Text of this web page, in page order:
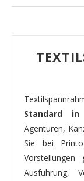
Standard in
Agenturen,
Sie bei
Ausführung,